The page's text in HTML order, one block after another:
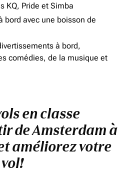
KQ, Pride et Simba
bord avec une boisson de
à bord,
comédies, de la musique et
en classe
de Amsterdam à
améliorez votre